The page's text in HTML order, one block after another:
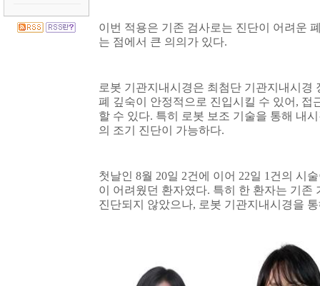
이번 적용은 기존 검사로는 진단이 어려운
는 점에서 큰 의의가 있다.
로봇 기관지내시경은 최첨단 기관지내시경
폐 깊숙이 안정적으로 진입시킬 수 있어 , 접
할 수 있다. 특히 로봇 보조 기술을 통해 내
의 조기 진단이 가능하다.
첫날인 8월 20일 2건에 이어 22일 1 건의 시
이 어려웠던 환자였다. 특히 한 환자는 기존
진단되지 않았으나, 로봇 기관지내시경을